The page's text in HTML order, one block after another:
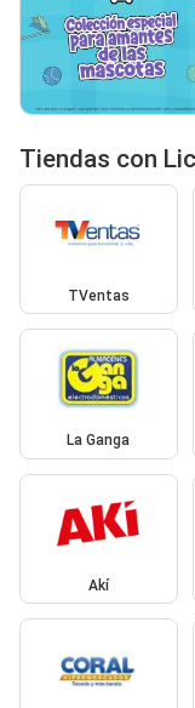
Tiendas con
TVentas
La Ganga
Akí